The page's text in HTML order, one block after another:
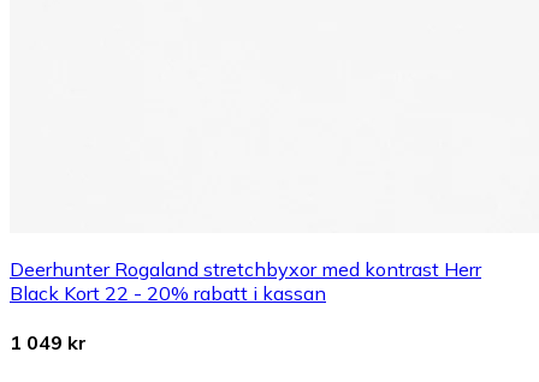
Deerhunter Rogaland stretchbyxor med kontrast Herr
Black Kort 22 - 20% rabatt i kassan
1 049 kr